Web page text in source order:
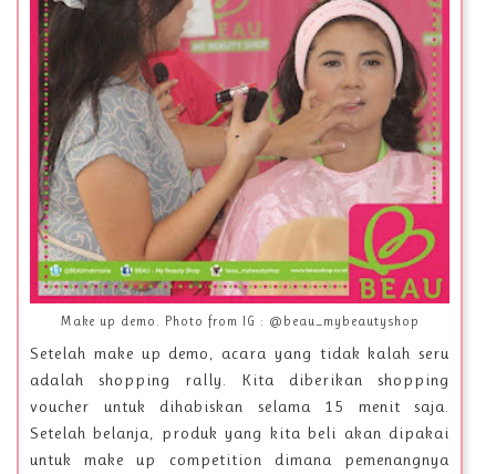
Make up demo. Photo from IG : @beau_mybeautyshop
Setelah make up demo, acara yang tidak kalah seru
adalah shopping rally. Kita diberikan shopping
voucher untuk dihabiskan selama 15 menit saja.
Setelah belanja, produk yang kita beli akan dipakai
untuk make up competition dimana pemenangnya